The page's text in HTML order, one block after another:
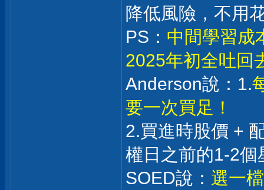
降低風險，不用
PS： 中間學習成
2025年初全吐回
Anderson說：1.
要一次買足！
2.買進時股價 +
權日之前的1-2個
SOED說： 選一